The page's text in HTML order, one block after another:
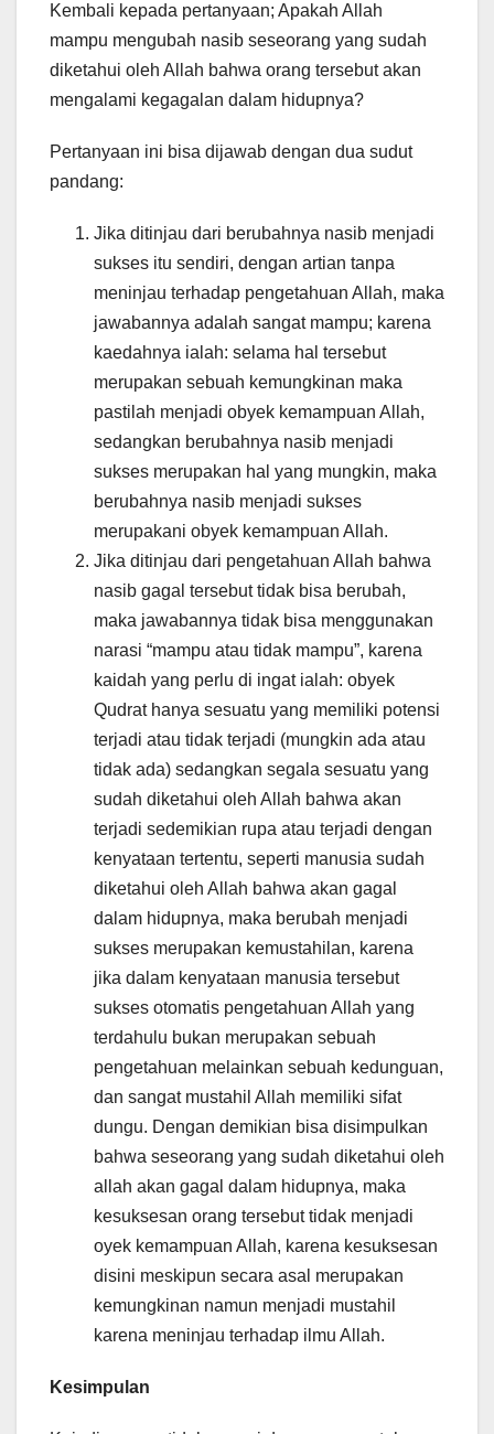
Kembali kepada pertanyaan; Apakah Allah
mampu mengubah nasib seseorang yang sudah
diketahui oleh Allah bahwa orang tersebut akan
mengalami kegagalan dalam hidupnya?
Pertanyaan ini bisa dijawab dengan dua sudut
pandang:
Jika ditinjau dari berubahnya nasib menjadi
sukses itu sendiri, dengan artian tanpa
meninjau terhadap pengetahuan Allah, maka
jawabannya adalah sangat mampu; karena
kaedahnya ialah: selama hal tersebut
merupakan sebuah kemungkinan maka
pastilah menjadi obyek kemampuan Allah,
sedangkan berubahnya nasib menjadi
sukses merupakan hal yang mungkin, maka
berubahnya nasib menjadi sukses
merupakani obyek kemampuan Allah.
Jika ditinjau dari pengetahuan Allah bahwa
nasib gagal tersebut tidak bisa berubah,
maka jawabannya tidak bisa menggunakan
narasi “mampu atau tidak mampu”, karena
kaidah yang perlu di ingat ialah: obyek
Qudrat hanya sesuatu yang memiliki potensi
terjadi atau tidak terjadi (mungkin ada atau
tidak ada) sedangkan segala sesuatu yang
sudah diketahui oleh Allah bahwa akan
terjadi sedemikian rupa atau terjadi dengan
kenyataan tertentu, seperti manusia sudah
diketahui oleh Allah bahwa akan gagal
dalam hidupnya, maka berubah menjadi
sukses merupakan kemustahilan, karena
jika dalam kenyataan manusia tersebut
sukses otomatis pengetahuan Allah yang
terdahulu bukan merupakan sebuah
pengetahuan melainkan sebuah kedunguan,
dan sangat mustahil Allah memiliki sifat
dungu. Dengan demikian bisa disimpulkan
bahwa seseorang yang sudah diketahui oleh
allah akan gagal dalam hidupnya, maka
kesuksesan orang tersebut tidak menjadi
oyek kemampuan Allah, karena kesuksesan
disini meskipun secara asal merupakan
kemungkinan namun menjadi mustahil
karena meninjau terhadap ilmu Allah.
Kesimpulan